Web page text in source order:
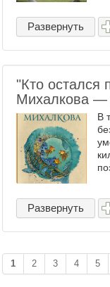
Развернуть
"Кто остался
Михалкова —
В
Развернуть
1 2 3 4 5